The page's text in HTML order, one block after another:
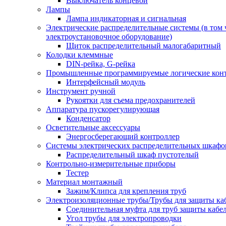
Лампы
Лампа индикаторная и сигнальная
Электрические распределительные системы (в том
электроустановочное оборудование)
Щиток распределительный малогабаритный
Колодки клеммные
DIN-рейка, G-рейка
Промышленные программируемые логические
Интерфейсный модуль
Инструмент ручной
Рукоятки для съема предохранителей
Аппаратура пускорегулирующая
Конденсатор
Осветительные аксессуары
Энергосберегающий контроллер
Системы электрических распределительных
Распределительный шкаф пустотелый
Контрольно-измерительные приборы
Тестер
Материал монтажный
Зажим/Клипса для крепления труб
Электроизоляционные трубы/Трубы для защиты
Соединительная муфта для труб защиты
Угол трубы для электропроводки